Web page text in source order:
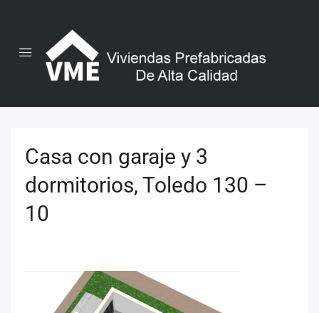
Casa con garaje y 3
dormitorios, Toledo 130 –
10